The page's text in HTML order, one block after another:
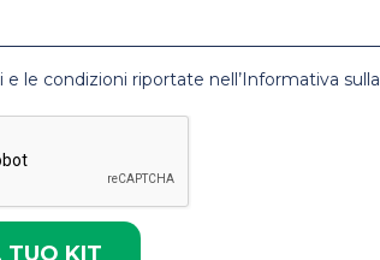
le condizioni riportate nell’Informativa sulla